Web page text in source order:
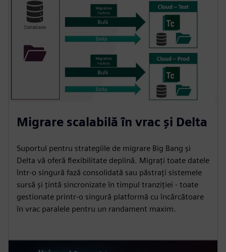
Migrare scalabilă în vrac și Delta
Suportul pentru strategiile de migrare Big Bang și
Delta vă oferă flexibilitate deplină. Migrați toate datele
într-o singură fază consolidată sau păstrați sistemele
sursă și țintă sincronizate în timpul tranziției - toate
gestionate printr-o singură platformă cu încărcătoare
în vrac paralele pentru un randament maxim.